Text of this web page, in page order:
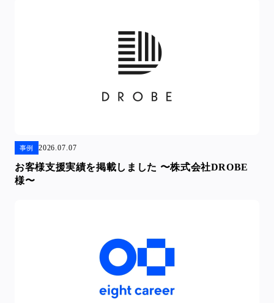
事例 2026.07.07
お客様支援実績を掲載しました 〜株式会社DROBE
様〜